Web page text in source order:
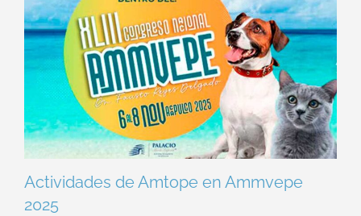
Actividades de Amtope en Ammvepe
2025